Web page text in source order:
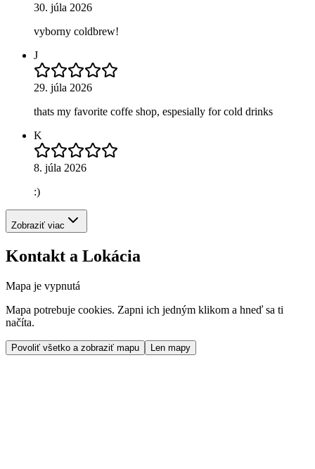
30. júla 2026
vyborny coldbrew!
J
29. júla 2026
thats my favorite coffe shop, espesially for cold drinks
K
8. júla 2026
:)
Zobraziť viac
Kontakt a Lokácia
Mapa je vypnutá
Mapa potrebuje cookies. Zapni ich jedným klikom a hneď sa ti
načíta.
Povoliť všetko a zobraziť mapu Len mapy